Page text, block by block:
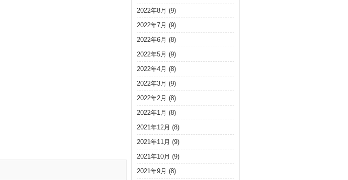
2022年8月 (9)
2022年7月 (9)
2022年6月 (8)
2022年5月 (9)
2022年4月 (8)
2022年3月 (9)
2022年2月 (8)
2022年1月 (8)
2021年12月 (8)
2021年11月 (9)
2021年10月 (9)
2021年9月 (8)